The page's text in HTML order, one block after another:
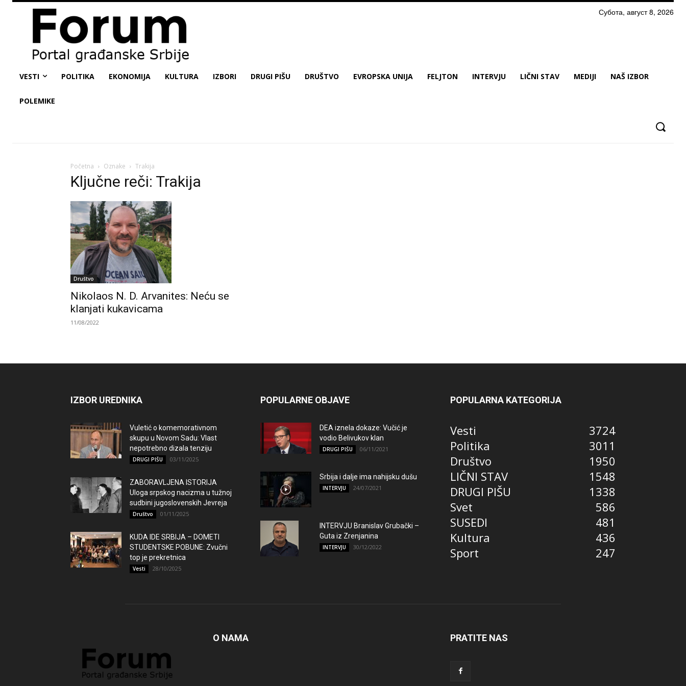
Субота, август 8, 2026
VESTI POLITIKA EKONOMIJA KULTURA IZBORI DRUGI PIŠU DRUŠTVO EVROPSKA UNIJA FELJTON INTERVJU LIČNI STAV MEDIJI NAŠ IZBOR
POLEMIKE
Početna Oznake Trakija
Ključne reči: Trakija
Društvo
Nikolaos N. D. Arvanites: Neću se
klanjati kukavicama
11/08/2022
IZBOR UREDNIKA
Vuletić o komemorativnom
skupu u Novom Sadu: Vlast
nepotrebno dizala tenziju
DRUGI PIŠU 03/11/2025
ZABORAVLJENA ISTORIJA
Uloga srpskog nacizma u tužnoj
sudbini jugoslovenskih Jevreja
Društvo 01/11/2025
KUDA IDE SRBIJA – DOMETI
STUDENTSKE POBUNE: Zvučni
top je prekretnica
Vesti 28/10/2025
POPULARNE OBJAVE
DEA iznela dokaze: Vučić je
vodio Belivukov klan
DRUGI PIŠU 06/11/2021
Srbija i dalje ima nahijsku dušu
INTERVJU 24/07/2021
INTERVJU Branislav Grubački –
Guta iz Zrenjanina
INTERVJU 30/12/2022
POPULARNA KATEGORIJA
Vesti
3724
Politika
3011
Društvo
1950
LIČNI STAV
1548
DRUGI PIŠU
1338
Svet
586
SUSEDI
481
Kultura
436
Sport
247
O NAMA PRATITE NAS